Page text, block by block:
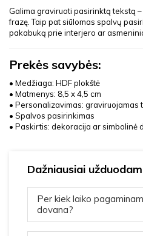
Galima graviruoti pasirinktą tekstą
frazę. Taip pat siūlomas spalvų
pakabuką prie interjero ar
Prekės savybės:
• Medžiaga: HDF plokštė
• Matmenys: 8,5 x 4,5 cm
• Personalizavimas: graviruojamas
• Spalvos pasirinkimas
• Paskirtis: dekoracija ar simbolinė
Dažniausiai
Per kiek laiko
dovana?